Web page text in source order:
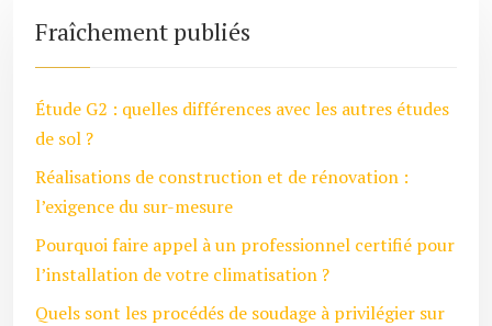
Fraîchement publiés
Étude G2 : quelles différences avec les autres études
de sol ?
Réalisations de construction et de rénovation :
l’exigence du sur-mesure
Pourquoi faire appel à un professionnel certifié pour
l’installation de votre climatisation ?
Quels sont les procédés de soudage à privilégier sur